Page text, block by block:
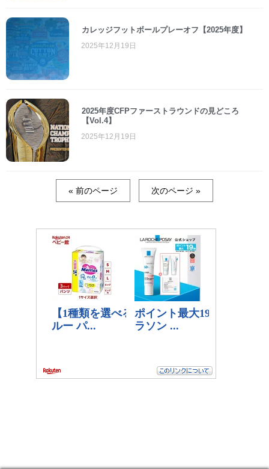
カレッジフットボールプレーオフ【2025年度】
2025年12月19日
2025年度CFPファーストラウンドの見どころ
【Vol.4】
2025年12月19日
« 前のページ 次のページ »